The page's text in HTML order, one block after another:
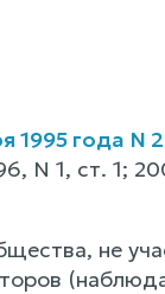
1995 года
N 1, ст. 1;
не